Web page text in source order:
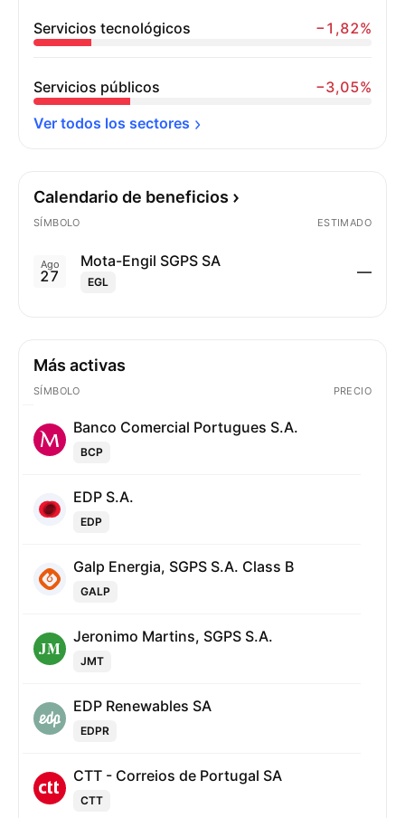
Servicios tecnológicos −1,82%
Servicios públicos
−3,05%
Ver todos los sectores
Calendario de beneficios
SÍMBOLO ESTIMADO
Ago
27
Mota-Engil SGPS SA
EGL
—
Más activas
SÍMBOLO PRECIO
Banco Comercial Portugues S.A.
BCP
EDP S.A.
EDP
Galp Energia, SGPS S.A. Class B
GALP
Jeronimo Martins, SGPS S.A.
JMT
EDP Renewables SA
EDPR
CTT - Correios de Portugal SA
CTT